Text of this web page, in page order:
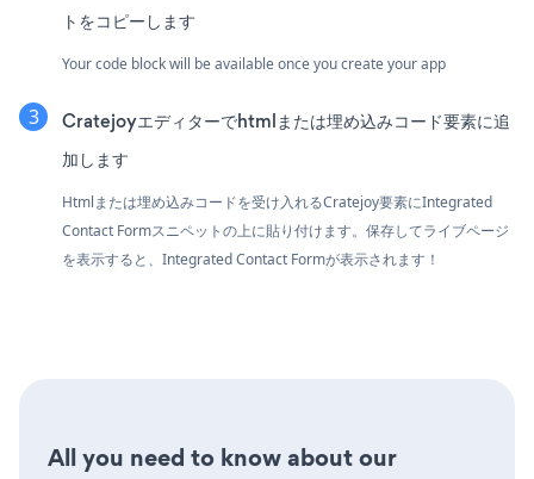
トをコピーします
Your code block will be available once you create your app
Cratejoyエディターでhtmlまたは埋め込みコード要素に追
加します
Htmlまたは埋め込みコードを受け入れるCratejoy要素にIntegrated
Contact Formスニペットの上に貼り付けます。保存してライブページ
を表示すると、Integrated Contact Formが表示されます！
All you need to know about our